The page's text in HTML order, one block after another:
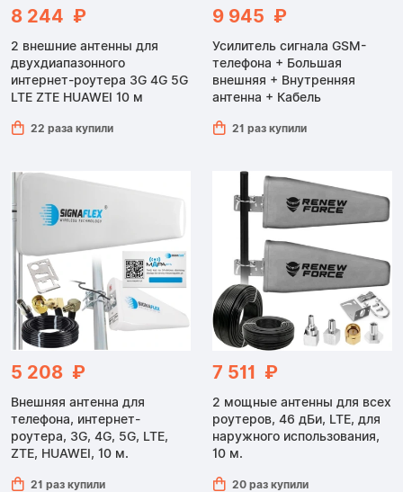
8 244 ₽
2 внешние антенны для
двухдиапазонного
интернет-роутера 3G 4G 5G
LTE ZTE HUAWEI 10 м
22 раза купили
9 945 ₽
Усилитель сигнала GSM-
телефона + Большая
внешняя + Внутренняя
антенна + Кабель
21 раз купили
5 208 ₽
Внешняя антенна для
телефона, интернет-
роутера, 3G, 4G, 5G, LTE,
ZTE, HUAWEI, 10 м.
21 раз купили
7 511 ₽
2 мощные антенны для всех
роутеров, 46 дБи, LTE, для
наружного использования,
10 м.
20 раз купили